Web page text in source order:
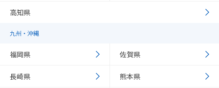
高知県
九州・沖縄
福岡県 佐賀県
長崎県 熊本県